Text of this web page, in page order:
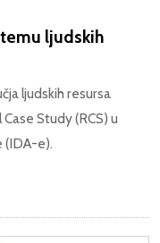
ljudskih
ljudskih resursa
Study (RCS) u
(IDA-e).